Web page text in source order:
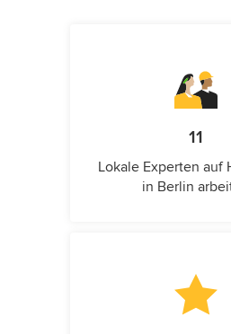
11
Lokale Experten auf
in Berlin